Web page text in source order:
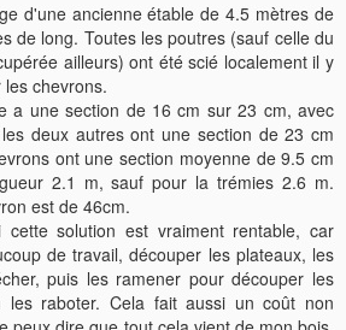
d'une ancienne étable de 4.5 mètres de
de long. Toutes les poutres (sauf celle du
ailleurs) ont été scié localement il y
chevrons.
a une section de 16 cm sur 23 cm, avec
deux autres ont une section de 23 cm
ont une section moyenne de 9.5 cm
2.1 m, sauf pour la trémies 2.6 m.
est de 46cm.
solution est vraiment rentable, car
de travail, découper les plateaux, les
puis les ramener pour découper les
les raboter. Cela fait aussi un coût non